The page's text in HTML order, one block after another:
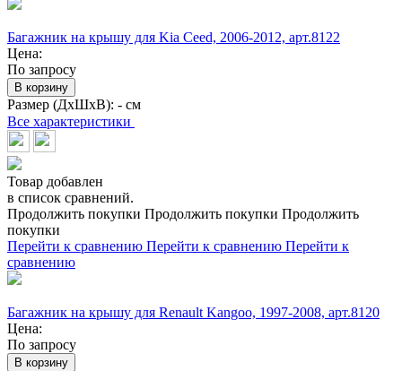
Багажник на крышу для Kia Ceed, 2006-2012, арт.8122
Цена:
По запросу
В корзину
Размер (ДхШхВ): - см
Все характеристики
Товар добавлен
в список сравнений.
Продолжить покупки Продолжить покупки Продолжить
покупки
Перейти к сравнению Перейти к сравнению Перейти к
сравнению
Багажник на крышу для Renault Kangoo, 1997-2008, арт.8120
Цена:
По запросу
В корзину